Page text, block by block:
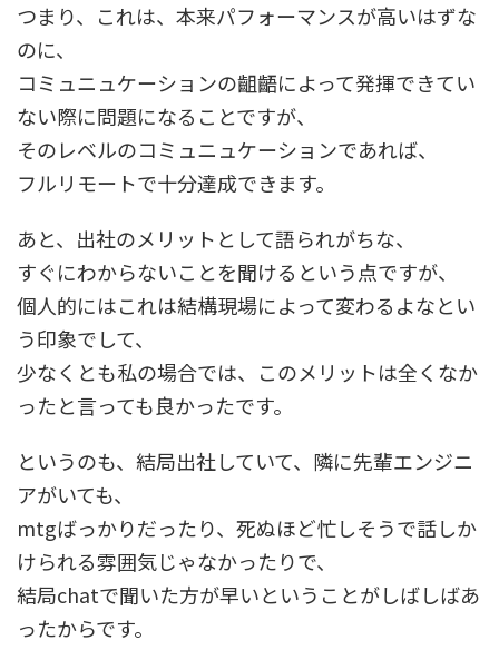
つまり、これは、本来パフォーマンスが高いはずな
のに、
コミュニュケーションの齟齬によって発揮できてい
ない際に問題になることですが、
そのレベルのコミュニュケーションであれば、
フルリモートで十分達成できます。
あと、出社のメリットとして語られがちな、
すぐにわからないことを聞けるという点ですが、
個人的にはこれは結構現場によって変わるよなとい
う印象でして、
少なくとも私の場合では、このメリットは全くなか
ったと言っても良かったです。
というのも、結局出社していて、隣に先輩エンジニ
アがいても、
mtgばっかりだったり、死ぬほど忙しそうで話しか
けられる雰囲気じゃなかったりで、
結局chatで聞いた方が早いということがしばしばあ
ったからです。